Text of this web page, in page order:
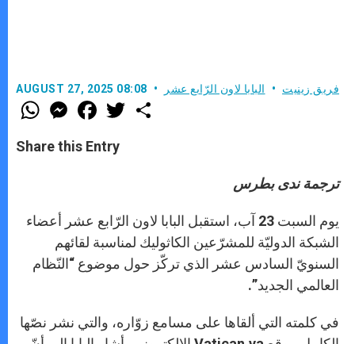
AUGUST 27, 2025 08:08 فريق زينيت البابا لاون الرّابع عشر
W
h
t
s
M
e
s
e
F
a
e
b
w
Share this Entry
ترجمة ندى بطرس
يوم السبت 23 آب، استقبل البابا لاون الرّابع عشر أعضاء
الشبكة الدوليّة للمشرّعين الكاثوليك لمناسبة لقائهم
السنويّ السادس عشر الذي تركّز حول موضوع “النّظام
العالمي الجديد”.
في كلمته التي ألقاها على مسامع زوّاره، والتي نشر نصّها